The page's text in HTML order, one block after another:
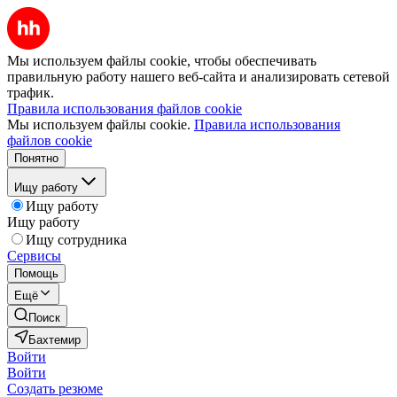
Мы используем файлы cookie, чтобы обеспечивать
правильную работу нашего веб-сайта и анализировать сетевой
трафик.
Правила использования файлов cookie
Мы используем файлы cookie. Правила использования
файлов cookie
Понятно
Ищу работу
Ищу работу
Ищу работу
Ищу сотрудника
Сервисы
Помощь
Ещё
Поиск
Бахтемир
Войти
Войти
Создать резюме